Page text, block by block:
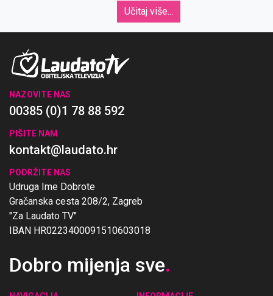
Učitaj više...
NAZOVITE NAS
00385 (0)1 78 88 592
PIŠITE NAM
kontakt@laudato.hr
PODRŽITE NAS
Udruga Ime Dobrote
Gračanska cesta 208/2, Zagreb
"Za Laudato TV"
IBAN HR0223400091510603018
Dobro mijenja sve.